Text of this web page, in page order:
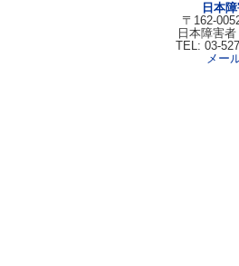
日本
〒162-
日本障害
TEL: 03-
メー